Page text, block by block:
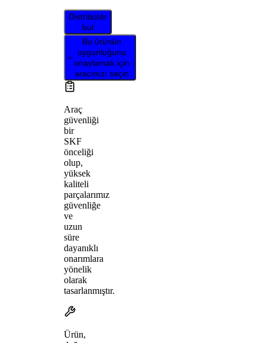
Distribütör
bul
Bu ürünün
uygunluğunu
onaylamak için
aracınızı seçin
Araç
güvenliği
bir
SKF
önceliği
olup,
yüksek
kaliteli
parçalarımız
güvenliğe
ve
uzun
süre
dayanıklı
onarımlara
yönelik
olarak
tasarlanmıştır.
Ürün,